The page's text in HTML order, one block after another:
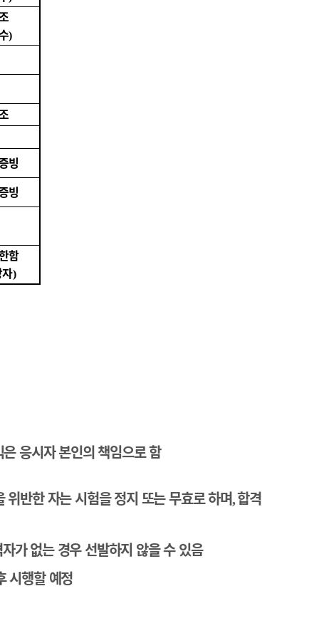
)
빙
빙
함
)
응시자 본인의 책임으로 함
위반한 자는 시험을 정지 또는 무효로 하며,합격
가 없는 경우 선발하지 않을 수 있음
시행할 예정